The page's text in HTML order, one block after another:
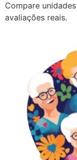
Compare
avaliações reais.